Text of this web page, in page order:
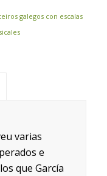
galegos con escalas
varias
e
que García